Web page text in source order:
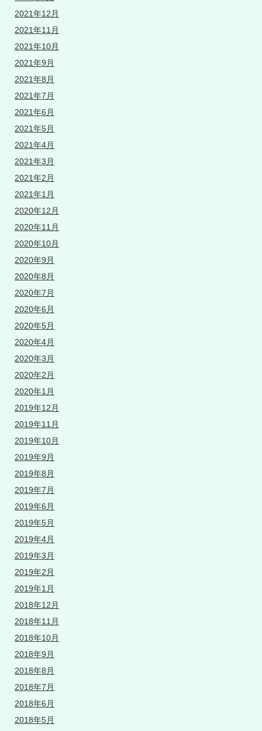
2021年12月
2021年11月
2021年10月
2021年9月
2021年8月
2021年7月
2021年6月
2021年5月
2021年4月
2021年3月
2021年2月
2021年1月
2020年12月
2020年11月
2020年10月
2020年9月
2020年8月
2020年7月
2020年6月
2020年5月
2020年4月
2020年3月
2020年2月
2020年1月
2019年12月
2019年11月
2019年10月
2019年9月
2019年8月
2019年7月
2019年6月
2019年5月
2019年4月
2019年3月
2019年2月
2019年1月
2018年12月
2018年11月
2018年10月
2018年9月
2018年8月
2018年7月
2018年6月
2018年5月